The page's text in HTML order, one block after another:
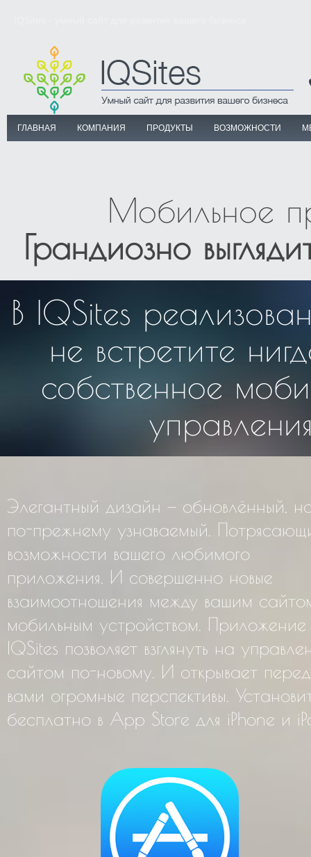
ГЛАВНАЯ КОМПАНИЯ ПРОДУКТЫ ВОЗМОЖНОСТИ
Мобильное
Грандиозно
В IQSites
не встретите
собственное
Элегантный дизайн — обновлённый,
по-прежнему узнаваемый.
возможности вашего любимого
приложения. И совершенно новые
взаимоотношения между вашим
мобильным устройством. Приложение
IQSites позволяет взглянуть на
сайтом по-новому. И открывает перед
вами огромные перспективы.
бесплатно в App Store для iPhone и